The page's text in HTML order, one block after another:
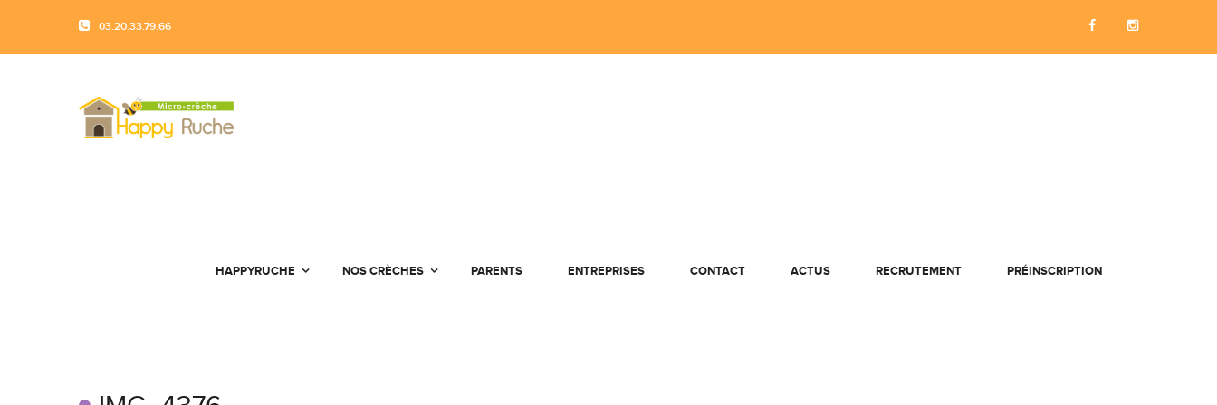
03.20.33.79.66
HAPPYRUCHE NOS CRÈCHES PARENTS ENTREPRISES CONTACT ACTUS RECRUTEMENT PRÉINSCRIPTION